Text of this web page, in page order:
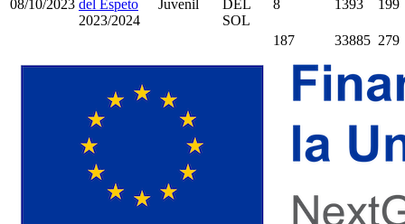
08/10/2023 del Espeto
2023/2024
Juvenil
DEL
SOL
8 1393 199
187 33885 279